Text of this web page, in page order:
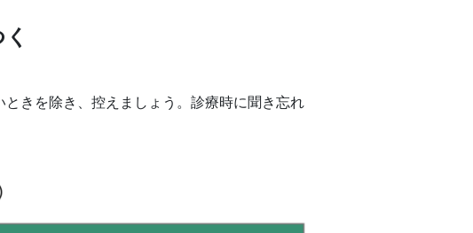
きを除き、控えましょう。診療時に聞き忘れ